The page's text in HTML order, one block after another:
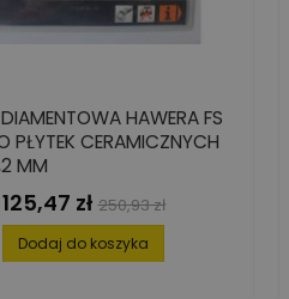
HAWERA FS
PŁYTEK CERAMICZNYCH
MM
Cena
125,47 zł Cena
podstawowa
250,93 zł
Dodaj do koszyka